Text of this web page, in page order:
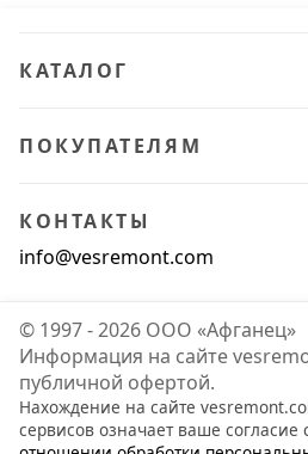
КАТАЛОГ
ПОКУПАТЕЛЯМ
КОНТАКТЫ
info@vesremont.com
© 1997 - 2026 ООО «Афганец»
Информация на сайте
публичной офертой.
Нахождение на сайте
сервисов означает ваше согласие